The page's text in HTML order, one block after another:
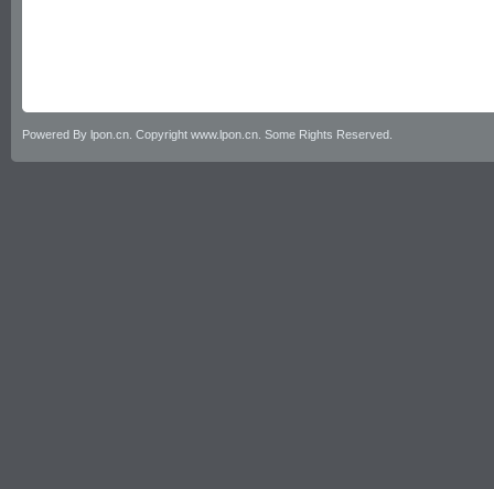
Powered By lpon.cn. Copyright www.lpon.cn. Some Rights Reserved.